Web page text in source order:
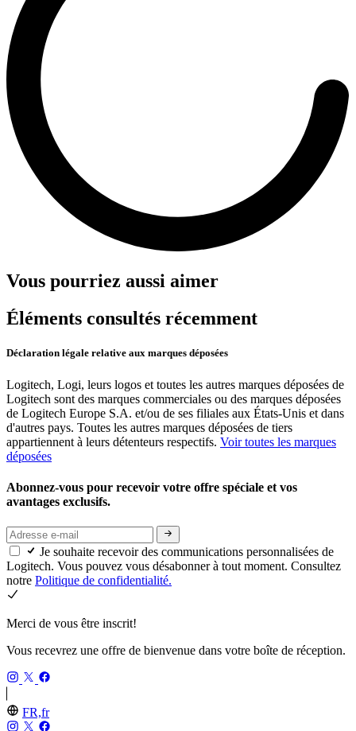
Vous pourriez aussi aimer
Éléments consultés récemment
Déclaration légale relative aux marques déposées
Logitech, Logi, leurs logos et toutes les autres marques déposées de
Logitech sont des marques commerciales ou des marques déposées
de Logitech Europe S.A. et/ou de ses filiales aux États-Unis et dans
d'autres pays. Toutes les autres marques déposées de tiers
appartiennent à leurs détenteurs respectifs. Voir toutes les marques
déposées
Abonnez-vous pour recevoir votre offre spéciale et vos
avantages exclusifs.
Je souhaite recevoir des communications personnalisées de
Logitech. Vous pouvez vous désabonner à tout moment. Consultez
notre Politique de confidentialité.
Merci de vous être inscrit!
Vous recevrez une offre de bienvenue dans votre boîte de réception.
FR,fr